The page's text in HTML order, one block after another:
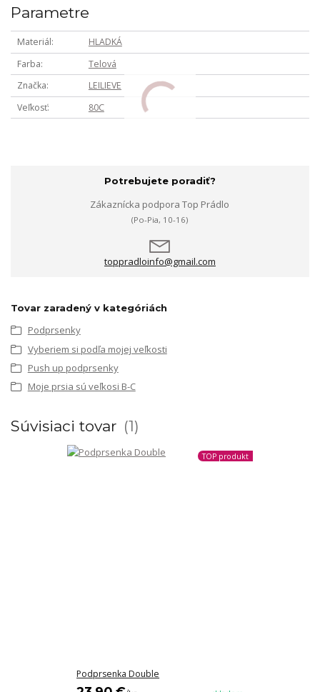
Parametre
Materiál
HLADKÁ
Farba
Telová
Značka
LEILIEVE
Veľkosť
80C
Potrebujete poradiť?
Zákaznícka podpora Top Prádlo
(Po-Pia, 10-16)
toppradloinfo@gmail.com
Tovar zaradený v kategóriách
Podprsenky
Vyberiem si podľa mojej veľkosti
Push up podprsenky
Moje prsia sú veľkosi B-C
Súvisiaci tovar 1
TOP produkt
Podprsenka Double